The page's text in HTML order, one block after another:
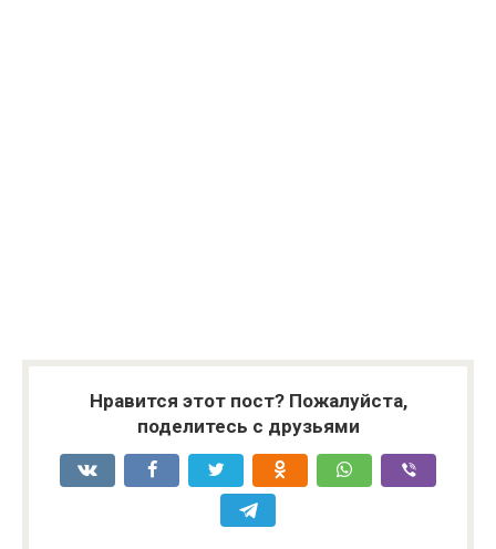
Нравится этот пост? Пожалуйста,
поделитесь с друзьями